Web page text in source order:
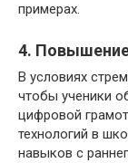
примерах.
4.
В условиях
чтобы ученики
цифровой
технологий в
навыков с